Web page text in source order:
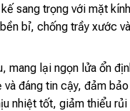
sang trọng với mặt
bỉ, chống trầy xước
lại ngọn lửa ổn
và đáng tin cậy, đảm
nhiệt tốt, giảm thiểu